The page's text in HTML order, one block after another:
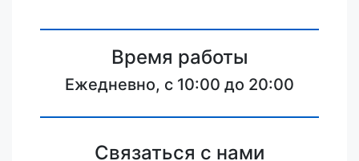
Время работы
Ежедневно, с 10:00 до 20:00
Связаться с нами